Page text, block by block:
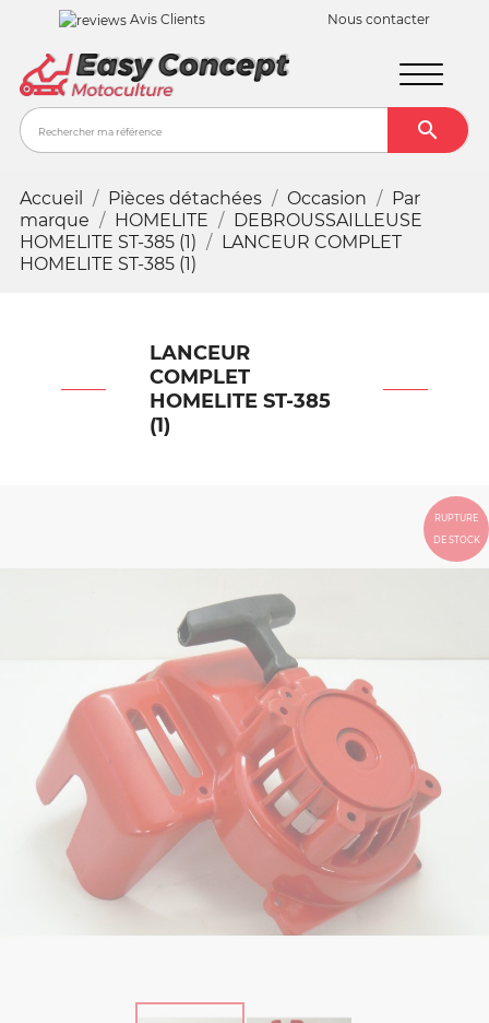
Avis Clients Nous contacter

Accueil Pièces détachées Occasion
Par
marque
HOMELITE
DEBROUSSAILLEUSE
HOMELITE ST-385 (1)
LANCEUR COMPLET
HOMELITE ST-385 (1)
LANCEUR
COMPLET
HOMELITE ST-385
(1)
RUPTURE
DE STOCK